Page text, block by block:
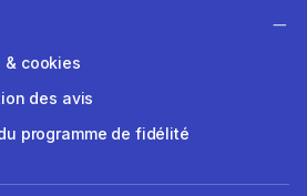
& cookies
des avis
programme de fidélité